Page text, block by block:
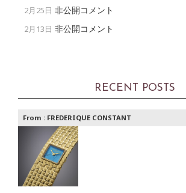
2月25日 非公開コメント
2月13日 非公開コメント
RECENT POSTS
From : FREDERIQUE CONSTANT